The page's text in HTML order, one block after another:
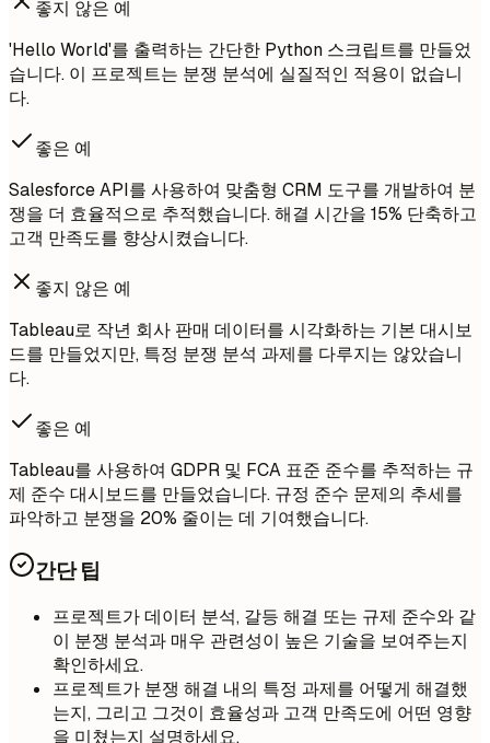
좋지 않은 예
'Hello World'를 출력하는 간단한 Python 스크립트를 만들었
습니다. 이 프로젝트는 분쟁 분석에 실질적인 적용이 없습니
다.
좋은 예
Salesforce API를 사용하여 맞춤형 CRM 도구를 개발하여 분
쟁을 더 효율적으로 추적했습니다. 해결 시간을 15% 단축하고
고객 만족도를 향상시켰습니다.
좋지 않은 예
Tableau로 작년 회사 판매 데이터를 시각화하는 기본 대시보
드를 만들었지만, 특정 분쟁 분석 과제를 다루지는 않았습니
다.
좋은 예
Tableau를 사용하여 GDPR 및 FCA 표준 준수를 추적하는 규
제 준수 대시보드를 만들었습니다. 규정 준수 문제의 추세를
파악하고 분쟁을 20% 줄이는 데 기여했습니다.
간단 팁
프로젝트가 데이터 분석, 갈등 해결 또는 규제 준수와 같
이 분쟁 분석과 매우 관련성이 높은 기술을 보여주는지
확인하세요.
프로젝트가 분쟁 해결 내의 특정 과제를 어떻게 해결했
는지, 그리고 그것이 효율성과 고객 만족도에 어떤 영향
을 미쳤는지 설명하세요.